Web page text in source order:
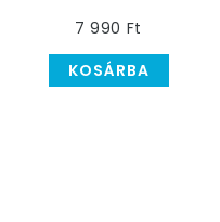
7 990 Ft
KOSÁRBA